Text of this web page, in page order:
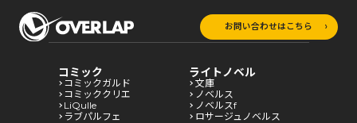
お問い合わせはこちら
コミック
コミックガルド
コミッククリエ
LiQulle
ラブパルフェ
ライトノベル
文庫
ノベルス
ノベルスf
ロサージュノベルス